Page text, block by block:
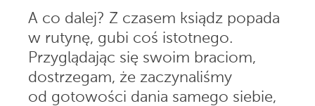
A co dalej? Z czasem ksiądz popada
w rutynę, gubi coś istotnego.
Przyglądając się swoim braciom,
dostrzegam, że zaczynaliśmy
od gotowości dania samego siebie,